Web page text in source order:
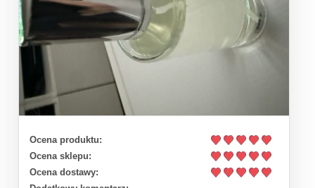
Ocena produktu:
Ocena sklepu:
Ocena dostawy: